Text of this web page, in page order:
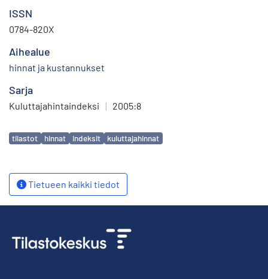
ISSN
0784-820X
Aihealue
hinnat ja kustannukset
Sarja
Kuluttajahintaindeksi | 2005:8
Avainsanat
tilastot hinnat indeksit kuluttajahinnat
Tietueen kaikki tiedot